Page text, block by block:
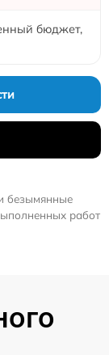
бюджет,
безымянные
работ